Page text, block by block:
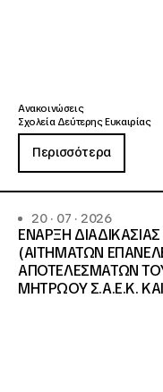
Ανακοινώσεις
Σχολεία Δεύτερης Ευκαιρίας
Περισσότερα
20 · 07 · 2026
ΕΝΑΡΞΗ
(ΑΙΤΗΜΑΤΩΝ
ΑΠΟΤΕΛΕΣΜΑΤΩΝ
ΜΗΤΡΩΟΥ Σ.Α.Ε.Κ.